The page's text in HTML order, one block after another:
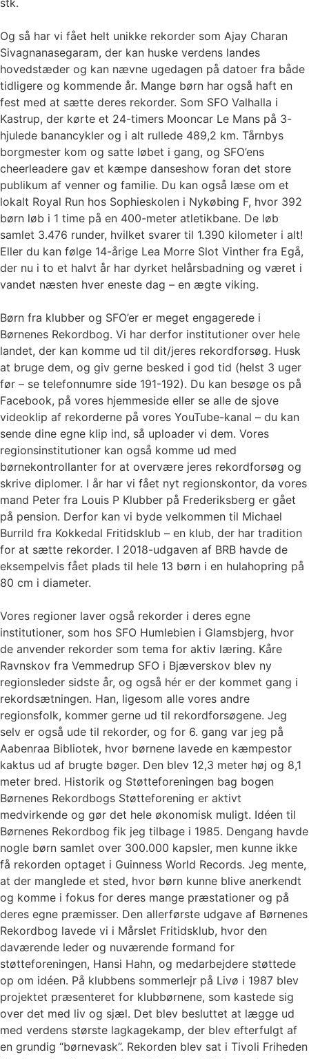
Og så har vi fået helt unikke rekorder som Ajay Charan
Sivagnanasegaram, der kan huske verdens landes
hovedstæder og kan nævne ugedagen på datoer fra både
tidligere og kommende år. Mange børn har også haft en
fest med at sætte deres rekorder. Som SFO Valhalla i
Kastrup, der kørte et 24-timers Mooncar Le Mans på 3-
hjulede banancykler og i alt rullede 489,2 km. Tårnbys
borgmester kom og satte løbet i gang, og SFO’ens
cheerleadere gav et kæmpe danseshow foran det store
publikum af venner og familie. Du kan også læse om et
lokalt Royal Run hos Sophieskolen i Nykøbing F, hvor 392
børn løb i 1 time på en 400-meter atletikbane. De løb
samlet 3.476 runder, hvilket svarer til 1.390 kilometer i alt!
Eller du kan følge 14-årige Lea Morre Slot Vinther fra Egå,
der nu i to et halvt år har dyrket helårsbadning og været i
vandet næsten hver eneste dag – en ægte viking.
Børn fra klubber og SFO’er er meget engagerede i
Børnenes Rekordbog. Vi har derfor institutioner over hele
landet, der kan komme ud til dit/jeres rekordforsøg. Husk
at bruge dem, og giv gerne besked i god tid (helst 3 uger
før – se telefonnumre side 191-192). Du kan besøge os på
Facebook, på vores hjemmeside eller se alle de sjove
videoklip af rekorderne på vores YouTube-kanal – du kan
sende dine egne klip ind, så uploader vi dem. Vores
regionsinstitutioner kan også komme ud med
børnekontrollanter for at overvære jeres rekordforsøg og
skrive diplomer. I år har vi fået nyt regionskontor, da vores
mand Peter fra Louis P Klubber på Frederiksberg er gået
på pension. Derfor kan vi byde velkommen til Michael
Burrild fra Kokkedal Fritidsklub – en klub, der har tradition
for at sætte rekorder. I 2018-udgaven af BRB havde de
eksempelvis fået plads til hele 13 børn i en hulahopring på
80 cm i diameter.
Vores regioner laver også rekorder i deres egne
institutioner, som hos SFO Humlebien i Glamsbjerg, hvor
de anvender rekorder som tema for aktiv læring. Kåre
Ravnskov fra Vemmedrup SFO i Bjæverskov blev ny
regionsleder sidste år, og også hér er der kommet gang i
rekordsætningen. Han, ligesom alle vores andre
regionsfolk, kommer gerne ud til rekordforsøgene. Jeg
selv er også ude til rekorder, og for 6. gang var jeg på
Aabenraa Bibliotek, hvor børnene lavede en kæmpestor
kaktus ud af brugte bøger. Den blev 12,3 meter høj og 8,1
meter bred. Historik og Støtteforeningen bag bogen
Børnenes Rekordbogs Støtteforening er aktivt
medvirkende og gør det hele økonomisk muligt. Idéen til
Børnenes Rekordbog fik jeg tilbage i 1985. Dengang havde
nogle børn samlet over 300.000 kapsler, men kunne ikke
få rekorden optaget i Guinness World Records. Jeg mente,
at der manglede et sted, hvor børn kunne blive anerkendt
og komme i fokus for deres mange præstationer og på
deres egne præmisser. Den allerførste udgave af Børnenes
Rekordbog lavede vi i Mårslet Fritidsklub, hvor den
daværende leder og nuværende formand for
støtteforeningen, Hansi Hahn, og medarbejdere støttede
op om idéen. På klubbens sommerlejr på Livø i 1987 blev
projektet præsenteret for klubbørnene, som kastede sig
over det med liv og sjæl. Det blev besluttet at lægge ud
med verdens største lagkagekamp, der blev efterfulgt af
en grundig “børnevask”. Rekorden blev sat i Tivoli Friheden